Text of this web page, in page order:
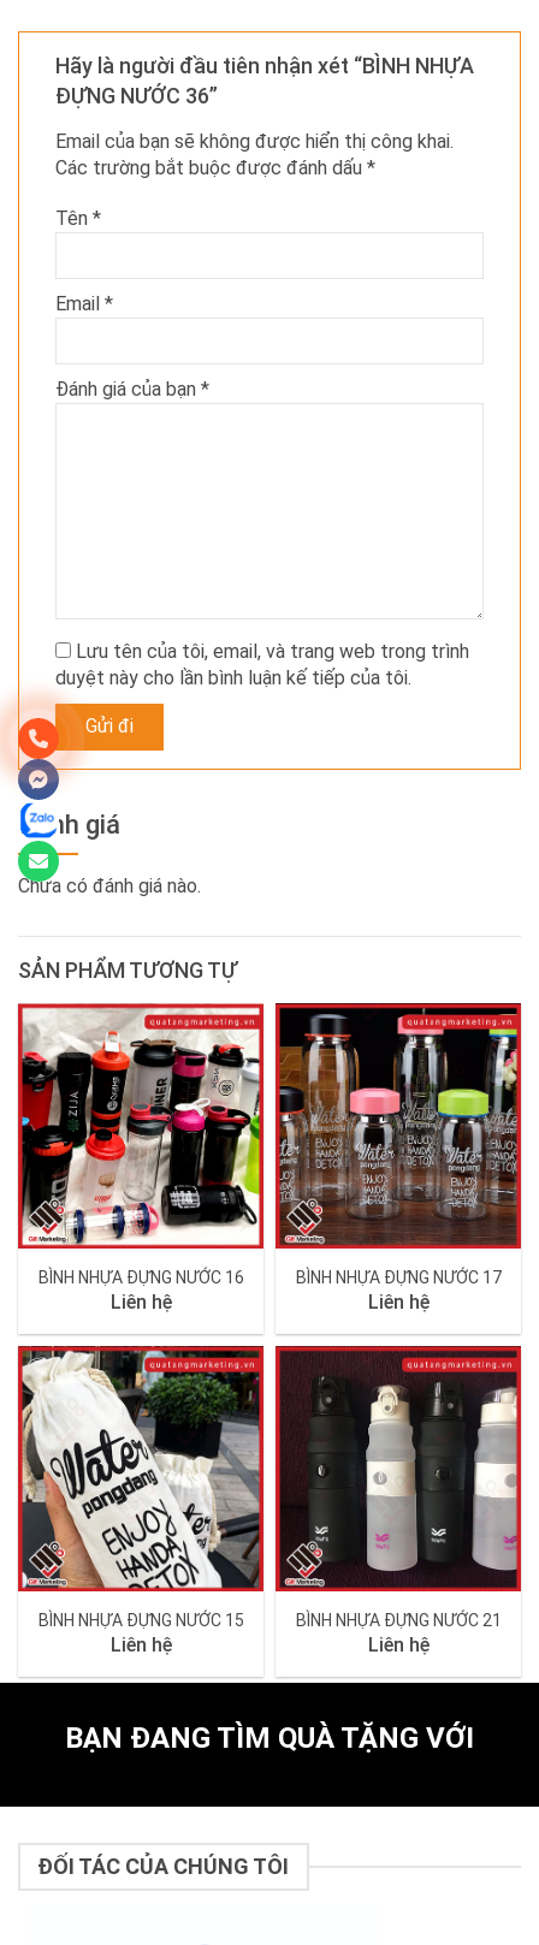
Hãy là người đầu tiên nhận xét “BÌNH NHỰA
ĐỰNG NƯỚC 36”
Email của bạn sẽ không được hiển thị công khai.
Các trường bắt buộc được đánh dấu *
Tên *
Email *
Đánh giá của bạn *
Lưu tên của tôi, email, và trang web trong trình
duyệt này cho lần bình luận kế tiếp của tôi.
Đánh giá
Chưa có đánh giá nào.
SẢN PHẨM TƯƠNG TỰ
BÌNH NHỰA ĐỰNG NƯỚC 16
Liên hệ
BÌNH NHỰA ĐỰNG NƯỚC 17
Liên hệ
BÌNH NHỰA ĐỰNG NƯỚC 15
Liên hệ
BÌNH NHỰA ĐỰNG NƯỚC 21
Liên hệ
BẠN ĐANG TÌM QUÀ TẶNG VỚI
ĐỐI TÁC CỦA CHÚNG TÔI